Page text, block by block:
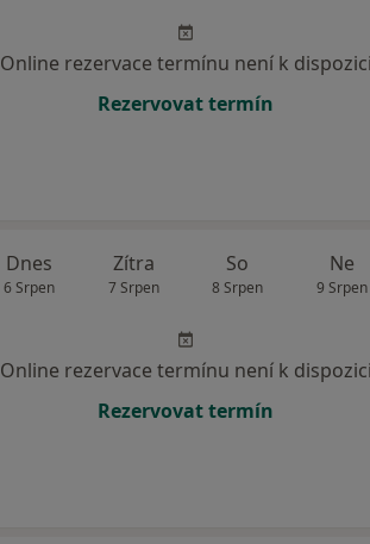
Online rezervace termínu není k dispozici
Rezervovat termín
Dnes
6 Srpen
Zítra
7 Srpen
So
8 Srpen
Ne
9 Srpen
Online rezervace termínu není k dispozici
Rezervovat termín